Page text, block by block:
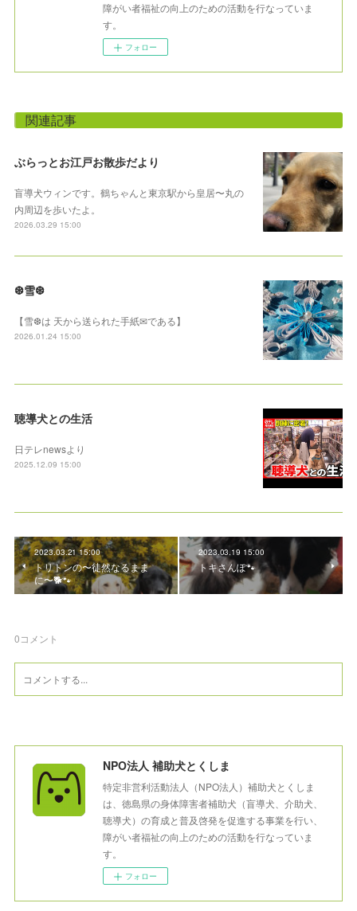
障がい者福祉の向上のための活動を行なっていま
す。
フォロー
関連記事
ぶらっとお江戸お散歩だより
盲導犬ウィンです。鶴ちゃんと東京駅から皇居〜丸の
内周辺を歩いたよ。
2026.03.29 15:00
❆雪❆
【雪❆は 天から送られた手紙✉である】
2026.01.24 15:00
聴導犬との生活
日テレnewsより
2025.12.09 15:00
2023.03.21 15:00
トリトンの〜徒然なるまま
に〜🐕🐾
2023.03.19 15:00
トキさんぽ🐾
0コメント
NPO法人 補助犬とくしま
特定非営利活動法人（NPO法人）補助犬とくしま
は、徳島県の身体障害者補助犬（盲導犬、介助犬、
聴導犬）の育成と普及啓発を促進する事業を行い、
障がい者福祉の向上のための活動を行なっていま
す。
フォロー